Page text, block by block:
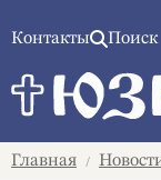
Контакты Поиск
Главная /